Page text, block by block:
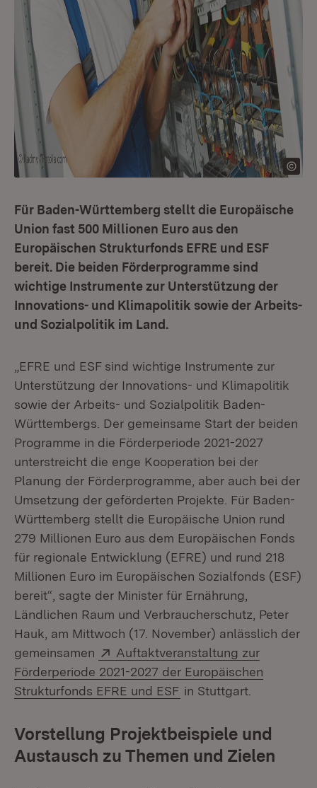
Für Baden-Württemberg stellt die Europäische
Union fast 500 Millionen Euro aus den
Europäischen Strukturfonds EFRE und ESF
bereit. Die beiden Förderprogramme sind
wichtige Instrumente zur Unterstützung der
Innovations- und Klimapolitik sowie der Arbeits-
und Sozialpolitik im Land.
„EFRE und ESF sind wichtige Instrumente zur
Unterstützung der Innovations- und Klimapolitik
sowie der Arbeits- und Sozialpolitik Baden-
Württembergs. Der gemeinsame Start der beiden
Programme in die Förderperiode 2021-2027
unterstreicht die enge Kooperation bei der
Planung der Förderprogramme, aber auch bei der
Umsetzung der geförderten Projekte. Für Baden-
Württemberg stellt die Europäische Union rund
279 Millionen Euro aus dem Europäischen Fonds
für regionale Entwicklung (EFRE) und rund 218
Millionen Euro im Europäischen Sozialfonds (ESF)
bereit“, sagte der Minister für Ernährung,
Ländlichen Raum und Verbraucherschutz, Peter
Hauk, am Mittwoch (17. November) anlässlich der
gemeinsamen
Extern:
Auftaktveranstaltung zur
Förderperiode 2021-2027 der Europäischen
Strukturfonds EFRE und ESF (Öffnet in neuem
in Stuttgart.
Vorstellung Projektbeispiele und
Austausch zu Themen und Zielen